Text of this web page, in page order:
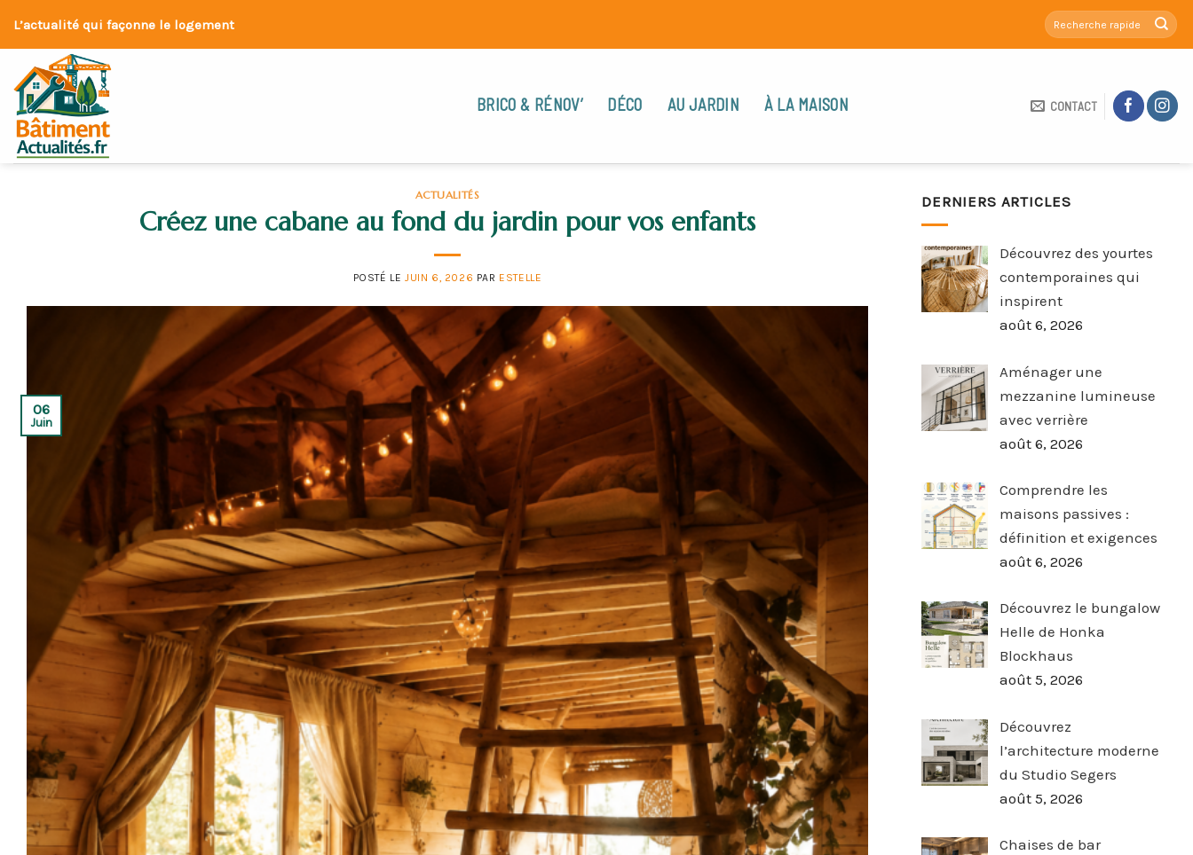
content
L’actualité qui façonne le logement
BRICO & RÉNOV’ DÉCO AU JARDIN À LA MAISON CONTACT
ACTUALITÉS
Créez une cabane au fond du jardin pour vos enfants
POSTÉ LEJUIN 6, 2026 PAR ESTELLE
06
Juin
DERNIERS ARTICLES
Découvrez des yourtes
contemporaines qui
inspirent
août 6, 2026
Aménager une
mezzanine lumineuse
avec verrière
août 6, 2026
Comprendre les
maisons passives :
définition et exigences
août 6, 2026
Découvrez le bungalow
Helle de Honka
Blockhaus
août 5, 2026
Découvrez
l’architecture moderne
du Studio Segers
août 5, 2026
Chaises de bar